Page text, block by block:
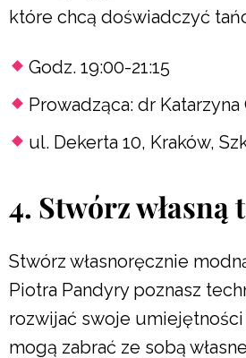
które chcą doświadczyć
Godz. 19:00-21:15
Prowadząca: dr
ul. Dekerta 10, Kraków,
4. Stwórz
Stwórz własnoręcznie
Piotra Pandyry poznasz
rozwijać swoje
mogą zabrać ze sobą